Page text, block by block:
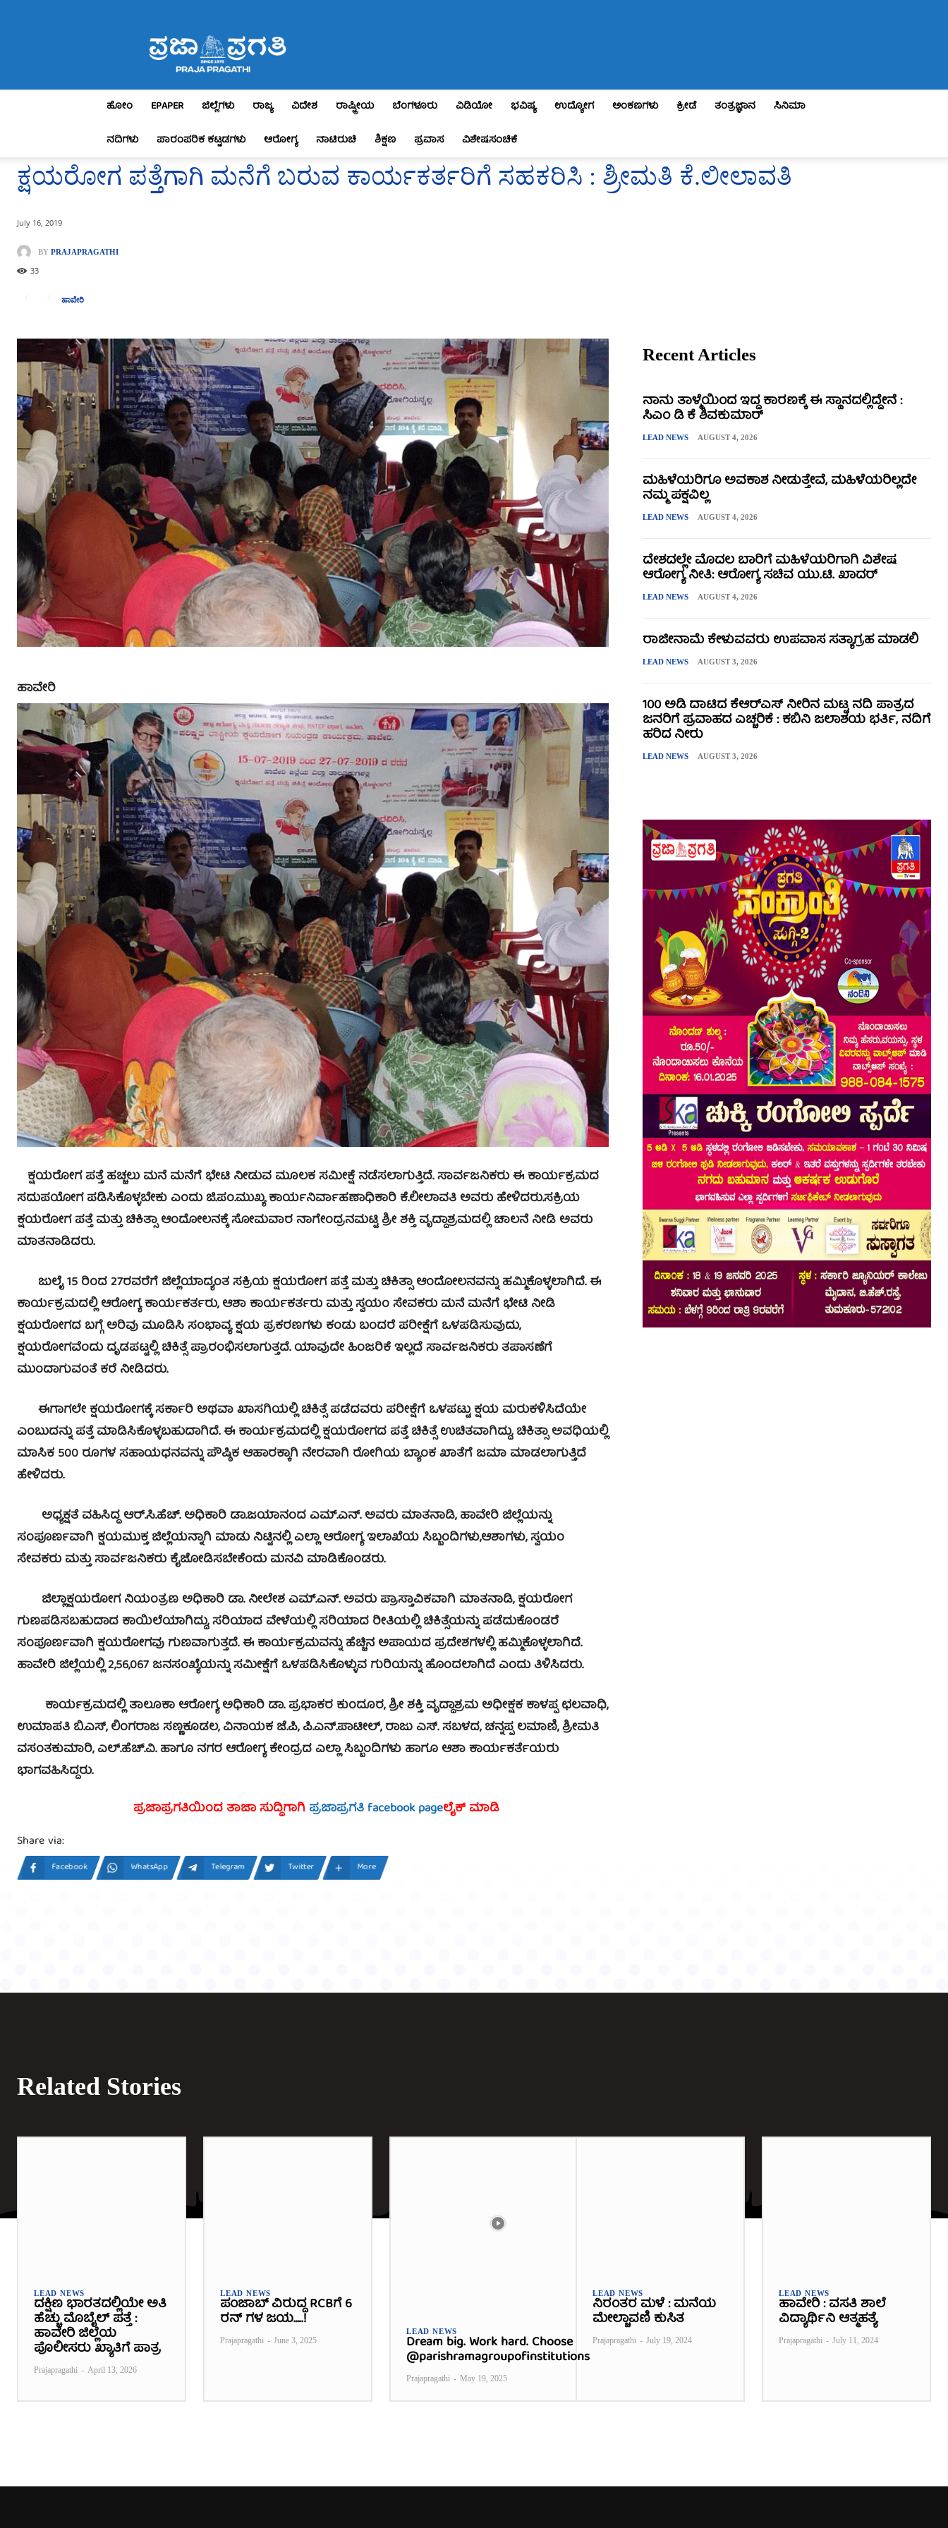
Pragathi
ಹೋಂ EPAPER ಜಿಲ್ಲೆಗಳು ರಾಜ್ಯ ವಿದೇಶ ರಾಷ್ಟ್ರೀಯ ಬೆಂಗಳೂರು ವಿಡಿಯೋ ಭವಿಷ್ಯ ಉದ್ಯೋಗ ಅಂಕಣಗಳು ಕ್ರೀಡೆ ತಂತ್ರಜ್ಞಾನ
ಸಿನಿಮಾ
ನದಿಗಳು
ಪಾರಂಪರಿಕ ಕಟ್ಟಡಗಳು ಆರೋಗ್ಯ ನಾಟಿರುಚಿ ಶಿಕ್ಷಣ ಪ್ರವಾಸ ವಿಶೇಷಸಂಚಿಕೆ
ಕ್ಷಯರೋಗ ಪತ್ತೆಗಾಗಿ ಮನೆಗೆ ಬರುವ ಕಾರ್ಯಕರ್ತರಿಗೆ ಸಹಕರಿಸಿ : ಶ್ರೀಮತಿ ಕೆ.ಲೀಲಾವತಿ
July 16, 2019
BY PRAJAPRAGATHI
33
ಹಾವೇರಿ
ಹಾವೇರಿ
ಕ್ಷಯರೋಗ ಪತ್ತೆ ಹಚ್ಚಲು ಮನೆ ಮನೆಗೆ ಭೇಟಿ ನೀಡುವ ಮೂಲಕ ಸಮೀಕ್ಷೆ ನಡೆಸಲಾಗುತ್ತಿದೆ. ಸಾರ್ವಜನಿಕರು ಈ ಕಾರ್ಯಕ್ರಮದ
ಸದುಪಯೋಗ ಪಡಿಸಿಕೊಳ್ಳಬೇಕು ಎಂದು ಜಿ.ಪಂ.ಮುಖ್ಯ ಕಾರ್ಯನಿರ್ವಾಹಣಾಧಿಕಾರಿ ಕೆ.ಲೀಲಾವತಿ ಅವರು ಹೇಳಿದರು.ಸಕ್ರಿಯ
ಕ್ಷಯರೋಗ ಪತ್ತೆ ಮತ್ತು ಚಿಕಿತ್ಸಾ ಆಂದೋಲನಕ್ಕೆ ಸೋಮವಾರ ನಾಗೇಂದ್ರನಮಟ್ಟಿ ಶ್ರೀ ಶಕ್ತಿ ವೃದ್ದಾಶ್ರಮದಲ್ಲಿ ಚಾಲನೆ ನೀಡಿ ಅವರು
ಮಾತನಾಡಿದರು.
ಜುಲೈ 15 ರಿಂದ 27ರವರೆಗೆ ಜಿಲ್ಲೆಯಾದ್ಯಂತ ಸಕ್ರಿಯ ಕ್ಷಯರೋಗ ಪತ್ತೆ ಮತ್ತು ಚಿಕಿತ್ಸಾ ಆಂದೋಲನವನ್ನು ಹಮ್ಮಿಕೊಳ್ಳಲಾಗಿದೆ. ಈ
ಕಾರ್ಯಕ್ರಮದಲ್ಲಿ ಆರೋಗ್ಯ ಕಾರ್ಯಕರ್ತರು, ಆಶಾ ಕಾರ್ಯಕರ್ತರು ಮತ್ತು ಸ್ವಯಂ ಸೇವಕರು ಮನೆ ಮನೆಗೆ ಭೇಟಿ ನೀಡಿ
ಕ್ಷಯರೋಗದ ಬಗ್ಗೆ ಅರಿವು ಮೂಡಿಸಿ ಸಂಭಾವ್ಯ ಕ್ಷಯ ಪ್ರಕರಣಗಳು ಕಂಡು ಬಂದರೆ ಪರೀಕ್ಷೆಗೆ ಒಳಪಡಿಸುವುದು,
ಕ್ಷಯರೋಗವೆಂದು ದೃಡಪಟ್ಟಲ್ಲಿ ಚಿಕಿತ್ಸೆ ಪ್ರಾರಂಭಿಸಲಾಗುತ್ತದೆ. ಯಾವುದೇ ಹಿಂಜರಿಕೆ ಇಲ್ಲದೆ ಸಾರ್ವಜನಿಕರು ತಪಾಸಣೆಗೆ
ಮುಂದಾಗುವಂತೆ ಕರೆ ನೀಡಿದರು.
ಈಗಾಗಲೇ ಕ್ಷಯರೋಗಕ್ಕೆ ಸರ್ಕಾರಿ ಅಥವಾ ಖಾಸಗಿಯಲ್ಲಿ ಚಿಕಿತ್ಸೆ ಪಡೆದವರು ಪರೀಕ್ಷೆಗೆ ಒಳಪಟ್ಟು ಕ್ಷಯ ಮರುಕಳಿಸಿದೆಯೇ
ಎಂಬುದನ್ನು ಪತ್ತೆ ಮಾಡಿಸಿಕೊಳ್ಳಬಹುದಾಗಿದೆ. ಈ ಕಾರ್ಯಕ್ರಮದಲ್ಲಿ ಕ್ಷಯರೋಗದ ಪತ್ತೆ ಚಿಕಿತ್ಸೆ ಉಚಿತವಾಗಿದ್ದು, ಚಿಕಿತ್ಸಾ ಅವಧಿಯಲ್ಲಿ
ಮಾಸಿಕ 500 ರೂಗಳ ಸಹಾಯಧನವನ್ನು ಪೌಷ್ಠಿಕ ಆಹಾರಕ್ಕಾಗಿ ನೇರವಾಗಿ ರೋಗಿಯ ಬ್ಯಾಂಕ ಖಾತೆಗೆ ಜಮಾ ಮಾಡಲಾಗುತ್ತಿದೆ
ಹೇಳಿದರು.
ಅಧ್ಯಕ್ಷತೆ ವಹಿಸಿದ್ದ ಆರ್.ಸಿ.ಹೆಚ್. ಅಧಿಕಾರಿ ಡಾ.ಜಯಾನಂದ ಎಮ್.ಎನ್. ಅವರು ಮಾತನಾಡಿ, ಹಾವೇರಿ ಜಿಲ್ಲೆಯನ್ನು
ಸಂಪೂರ್ಣವಾಗಿ ಕ್ಷಯಮುಕ್ತ ಜಿಲ್ಲೆಯನ್ನಾಗಿ ಮಾಡು ನಿಟ್ಟಿನಲ್ಲಿ ಎಲ್ಲಾ ಆರೋಗ್ಯ ಇಲಾಖೆಯ ಸಿಬ್ಬಂದಿಗಳು,ಆಶಾಗಳು, ಸ್ವಯಂ
ಸೇವಕರು ಮತ್ತು ಸಾರ್ವಜನಿಕರು ಕೈಜೋಡಿಸಬೇಕೆಂದು ಮನವಿ ಮಾಡಿಕೊಂಡರು.
ಜಿಲ್ಲಾಕ್ಷಯರೋಗ ನಿಯಂತ್ರಣ ಅಧಿಕಾರಿ ಡಾ. ನೀಲೇಶ ಎಮ್.ಎನ್. ಅವರು ಪ್ರಾಸ್ತಾವಿಕವಾಗಿ ಮಾತನಾಡಿ, ಕ್ಷಯರೋಗ
ಗುಣಪಡಿಸಬಹುದಾದ ಕಾಯಿಲೆಯಾಗಿದ್ದು, ಸರಿಯಾದ ವೇಳೆಯಲ್ಲಿ ಸರಿಯಾದ ರೀತಿಯಲ್ಲಿ ಚಿಕಿತ್ಸೆಯನ್ನು ಪಡೆದುಕೊಂಡರೆ
ಸಂಪೂರ್ಣವಾಗಿ ಕ್ಷಯರೋಗವು ಗುಣವಾಗುತ್ತದೆ. ಈ ಕಾರ್ಯಕ್ರಮವನ್ನು ಹೆಚ್ಚಿನ ಅಪಾಯದ ಪ್ರದೇಶಗಳಲ್ಲಿ ಹಮ್ಮಿಕೊಳ್ಳಲಾಗಿದೆ.
ಹಾವೇರಿ ಜಿಲ್ಲೆಯಲ್ಲಿ 2,56,067 ಜನಸಂಖ್ಯೆಯನ್ನು ಸಮೀಕ್ಷೆಗೆ ಒಳಪಡಿಸಿಕೊಳ್ಳುವ ಗುರಿಯನ್ನು ಹೊಂದಲಾಗಿದೆ ಎಂದು ತಿಳಿಸಿದರು.
ಕಾರ್ಯಕ್ರಮದಲ್ಲಿ ತಾಲೂಕಾ ಆರೋಗ್ಯ ಅಧಿಕಾರಿ ಡಾ. ಪ್ರಭಾಕರ ಕುಂದೂರ, ಶ್ರೀ ಶಕ್ತಿ ವೃದ್ದಾಶ್ರಮ ಅಧೀಕ್ಷಕ ಕಾಳಪ್ಪ ಛಲವಾಧಿ,
ಉಮಾಪತಿ ಬಿ.ಎಸ್, ಲಿಂಗರಾಜ ಸಣ್ಣಕೂಡಲ, ವಿನಾಯಕ ಜೆ.ಪಿ, ಪಿ.ಎನ್.ಪಾಟೀಲ್, ರಾಜು ಎಸ್. ಸಬಳದ, ಚನ್ನಪ್ಪ ಲಮಾಣಿ, ಶ್ರೀಮತಿ
ವಸಂತಕುಮಾರಿ, ಎಲ್.ಹೆಚ್.ವಿ. ಹಾಗೂ ನಗರ ಆರೋಗ್ಯ ಕೇಂದ್ರದ ಎಲ್ಲಾ ಸಿಬ್ಬಂದಿಗಳು ಹಾಗೂ ಆಶಾ ಕಾರ್ಯಕರ್ತೆಯರು
ಭಾಗವಹಿಸಿದ್ದರು.
ಪ್ರಜಾಪ್ರಗತಿಯಿಂದ ತಾಜಾ ಸುದ್ದಿಗಾಗಿ ಪ್ರಜಾಪ್ರಗತಿ facebook pageಲೈಕ್ ಮಾಡಿ
Share via:
Facebook WhatsApp Telegram Twitter More
Recent Articles
ನಾನು ತಾಳ್ಮೆಯಿಂದ ಇದ್ದ ಕಾರಣಕ್ಕೆ ಈ ಸ್ಥಾನದಲ್ಲಿದ್ದೇನೆ :
ಸಿಎಂ ಡಿ ಕೆ ಶಿವಕುಮಾರ್
LEAD NEWS AUGUST 4, 2026
ಮಹಿಳೆಯರಿಗೂ ಅವಕಾಶ ನೀಡುತ್ತೇವೆ, ಮಹಿಳೆಯರಿಲ್ಲದೇ
ನಮ್ಮ ಪಕ್ಷವಿಲ್ಲ
LEAD NEWS AUGUST 4, 2026
ದೇಶದಲ್ಲೇ ಮೊದಲ ಬಾರಿಗೆ ಮಹಿಳೆಯರಿಗಾಗಿ ವಿಶೇಷ
ಆರೋಗ್ಯ ನೀತಿ: ಆರೋಗ್ಯ ಸಚಿವ ಯು.ಟಿ. ಖಾದರ್
LEAD NEWS AUGUST 4, 2026
ರಾಜೀನಾಮೆ ಕೇಳುವವರು ಉಪವಾಸ ಸತ್ಯಾಗ್ರಹ ಮಾಡಲಿ
LEAD NEWS AUGUST 3, 2026
100 ಅಡಿ ದಾಟಿದ ಕೆಆರ್‌ಎಸ್ ನೀರಿನ ಮಟ್ಟ ನದಿ ಪಾತ್ರದ
ಜನರಿಗೆ ಪ್ರವಾಹದ ಎಚ್ಚರಿಕೆ : ಕಬಿನಿ ಜಲಾಶಯ ಭರ್ತಿ, ನದಿಗೆ
ಹರಿದ ನೀರು
LEAD NEWS AUGUST 3, 2026
Related Stories
LEAD NEWS
ದಕ್ಷಿಣ ಭಾರತದಲ್ಲಿಯೇ ಅತಿ
ಹೆಚ್ಚು ಮೊಬೈಲ್ ಪತ್ತೆ :
ಹಾವೇರಿ ಜಿಲ್ಲೆಯ
ಪೊಲೀಸರು ಖ್ಯಾತಿಗೆ ಪಾತ್ರ
Prajapragathi - April 13, 2026
LEAD NEWS
ಪಂಜಾಬ್ ವಿರುದ್ಧ RCBಗೆ 6
ರನ್ ಗಳ ಜಯ…..!
Prajapragathi - June 3, 2025
LEAD NEWS
Dream big. Work hard. Choose
@parishramagroupofinstitutions
Prajapragathi - May 19, 2025
LEAD NEWS
ನಿರಂತರ ಮಳೆ : ಮನೆಯ
ಮೇಲ್ಚಾವಣಿ ಕುಸಿತ
Prajapragathi - July 19, 2024
LEAD NEWS
ಹಾವೇರಿ : ವಸತಿ ಶಾಲೆ
ವಿದ್ಯಾರ್ಥಿನಿ ಆತ್ಮಹತ್ಯೆ
Prajapragathi - July 11, 2024